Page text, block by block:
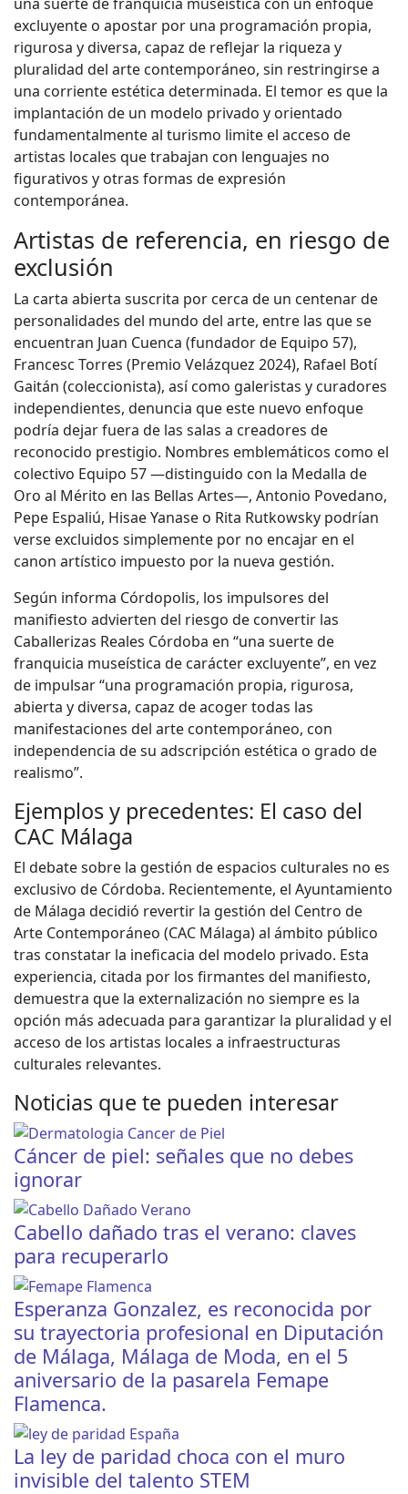
excluyente o apostar por una programación propia,
rigurosa y diversa, capaz de reflejar la riqueza y
pluralidad del arte contemporáneo, sin restringirse a
una corriente estética determinada. El temor es que la
implantación de un modelo privado y orientado
fundamentalmente al turismo limite el acceso de
artistas locales que trabajan con lenguajes no
figurativos y otras formas de expresión
contemporánea.
Artistas de referencia, en riesgo de
exclusión
La carta abierta suscrita por cerca de un centenar de
personalidades del mundo del arte, entre las que se
encuentran Juan Cuenca (fundador de Equipo 57),
Francesc Torres (Premio Velázquez 2024), Rafael Botí
Gaitán (coleccionista), así como galeristas y curadores
independientes, denuncia que este nuevo enfoque
podría dejar fuera de las salas a creadores de
reconocido prestigio. Nombres emblemáticos como el
colectivo Equipo 57 —distinguido con la Medalla de
Oro al Mérito en las Bellas Artes—, Antonio Povedano,
Pepe Espaliú, Hisae Yanase o Rita Rutkowsky podrían
verse excluidos simplemente por no encajar en el
canon artístico impuesto por la nueva gestión.
Según informa Córdopolis, los impulsores del
manifiesto advierten del riesgo de convertir las
Caballerizas Reales Córdoba en “una suerte de
franquicia museística de carácter excluyente”, en vez
de impulsar “una programación propia, rigurosa,
abierta y diversa, capaz de acoger todas las
manifestaciones del arte contemporáneo, con
independencia de su adscripción estética o grado de
realismo”.
Ejemplos y precedentes: El caso del
CAC Málaga
El debate sobre la gestión de espacios culturales no es
exclusivo de Córdoba. Recientemente, el Ayuntamiento
de Málaga decidió revertir la gestión del Centro de
Arte Contemporáneo (CAC Málaga) al ámbito público
tras constatar la ineficacia del modelo privado. Esta
experiencia, citada por los firmantes del manifiesto,
demuestra que la externalización no siempre es la
opción más adecuada para garantizar la pluralidad y el
acceso de los artistas locales a infraestructuras
culturales relevantes.
Noticias que te pueden interesar
Cáncer de piel: señales que no debes
ignorar
Cabello dañado tras el verano: claves
para recuperarlo
Esperanza Gonzalez, es reconocida por
su trayectoria profesional en Diputación
de Málaga, Málaga de Moda, en el 5
aniversario de la pasarela Femape
Flamenca.
La ley de paridad choca con el muro
invisible del talento STEM